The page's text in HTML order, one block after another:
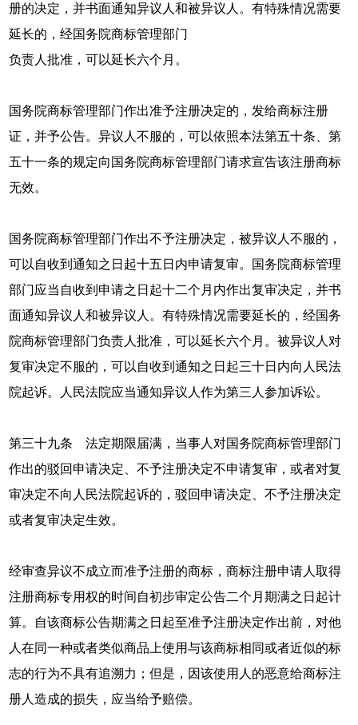
册的决定，并书面通知异议人和被异议人。有特殊情况需要
延长的，经国务院商标管理部门
负责人批准，可以延长六个月。
国务院商标管理部门作出准予注册决定的，发给商标注册
证，并予公告。异议人不服的，可以依照本法第五十条、第
五十一条的规定向国务院商标管理部门请求宣告该注册商标
无效。
国务院商标管理部门作出不予注册决定，被异议人不服的，
可以自收到通知之日起十五日内申请复审。国务院商标管理
部门应当自收到申请之日起十二个月内作出复审决定，并书
面通知异议人和被异议人。有特殊情况需要延长的，经国务
院商标管理部门负责人批准，可以延长六个月。被异议人对
复审决定不服的，可以自收到通知之日起三十日内向人民法
院起诉。人民法院应当通知异议人作为第三人参加诉讼。
第三十九条 法定期限届满，当事人对国务院商标管理部门
作出的驳回申请决定、不予注册决定不申请复审，或者对复
审决定不向人民法院起诉的，驳回申请决定、不予注册决定
或者复审决定生效。
经审查异议不成立而准予注册的商标，商标注册申请人取得
注册商标专用权的时间自初步审定公告二个月期满之日起计
算。自该商标公告期满之日起至准予注册决定作出前，对他
人在同一种或者类似商品上使用与该商标相同或者近似的标
志的行为不具有追溯力；但是，因该使用人的恶意给商标注
册人造成的损失，应当给予赔偿。